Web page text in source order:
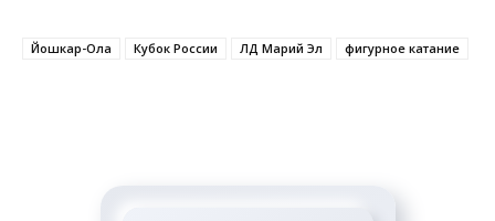
Йошкар-Ола Кубок России ЛД Марий Эл фигурное катание